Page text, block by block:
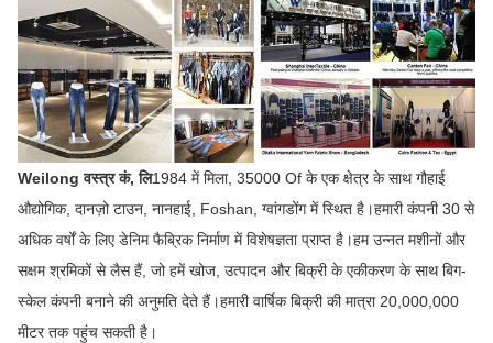
Weilong वस्त्र कं, लि1984 में मिला, 35000 Of के एक क्षेत्र के साथ गौहाई
औद्योगिक, दानज़ो टाउन, नानहाई, Foshan, ग्वांगडोंग में स्थित है।हमारी कंपनी 30 से
अधिक वर्षों के लिए डेनिम फैब्रिक निर्माण में विशेषज्ञता प्राप्त है।हम उन्नत मशीनों और
सक्षम श्रमिकों से लैस हैं, जो हमें खोज, उत्पादन और बिक्री के एकीकरण के साथ बिग-
स्केल कंपनी बनाने की अनुमति देते हैं।हमारी वार्षिक बिक्री की मात्रा 20,000,000
मीटर तक पहुंच सकती है।